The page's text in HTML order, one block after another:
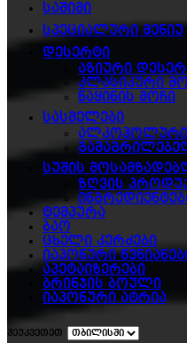
საშიმი
სპეციალური მენიუ
დესერტი
აზიური
კლასიკური
ნაყინის მოჩი
სასმელები
ალკოჰოლური
სუშის
ზღვის
ტემპურა
ბაო
ცხელი კერძები
იაპონური
აპეტაიზერები
ბრინჯის ბოული
იაპონური ატრია
შეუკვეთეთ